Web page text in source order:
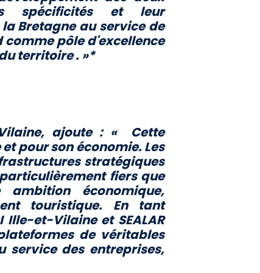
spécificités et leur
Bretagne au service de
pôle d'excellence
territoire. »*
ajoute : «
Cette
pour son économie. Les
stratégiques
fiers que
économique,
touristique. En tant
et-Vilaine et SEALAR
de véritables
service des entreprises,